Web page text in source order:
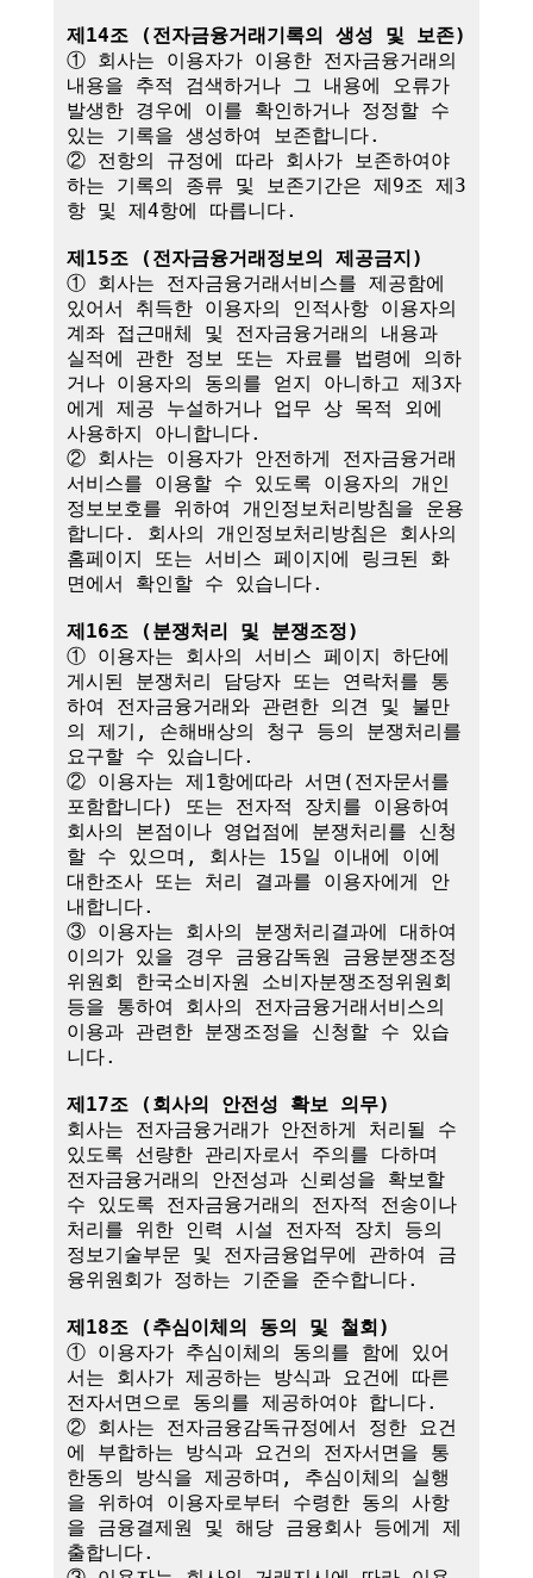
제14조 (전자금융거래기록의 생성 및 보존)
① 회사는 이용자가 이용한 전자금융거래의
내용을 추적 검색하거나 그 내용에 오류가
발생한 경우에 이를 확인하거나 정정할 수
있는 기록을 생성하여 보존합니다.
② 전항의 규정에 따라 회사가 보존하여야
하는 기록의 종류 및 보존기간은 제9조 제3
항 및 제4항에 따릅니다.
제15조 (전자금융거래정보의 제공금지)
① 회사는 전자금융거래서비스를 제공함에
있어서 취득한 이용자의 인적사항 이용자의
계좌 접근매체 및 전자금융거래의 내용과
실적에 관한 정보 또는 자료를 법령에 의하
거나 이용자의 동의를 얻지 아니하고 제3자
에게 제공 누설하거나 업무 상 목적 외에
사용하지 아니합니다.
② 회사는 이용자가 안전하게 전자금융거래
서비스를 이용할 수 있도록 이용자의 개인
정보보호를 위하여 개인정보처리방침을 운용
합니다. 회사의 개인정보처리방침은 회사의
홈페이지 또는 서비스 페이지에 링크된 화
면에서 확인할 수 있습니다.
제16조 (분쟁처리 및 분쟁조정)
① 이용자는 회사의 서비스 페이지 하단에
게시된 분쟁처리 담당자 또는 연락처를 통
하여 전자금융거래와 관련한 의견 및 불만
의 제기, 손해배상의 청구 등의 분쟁처리를
요구할 수 있습니다.
② 이용자는 제1항에따라 서면(전자문서를
포함합니다) 또는 전자적 장치를 이용하여
회사의 본점이나 영업점에 분쟁처리를 신청
할 수 있으며, 회사는 15일 이내에 이에
대한조사 또는 처리 결과를 이용자에게 안
내합니다.
③ 이용자는 회사의 분쟁처리결과에 대하여
이의가 있을 경우 금융감독원 금융분쟁조정
위원회 한국소비자원 소비자분쟁조정위원회
등을 통하여 회사의 전자금융거래서비스의
이용과 관련한 분쟁조정을 신청할 수 있습
니다.
제17조 (회사의 안전성 확보 의무)
회사는 전자금융거래가 안전하게 처리될 수
있도록 선량한 관리자로서 주의를 다하며
전자금융거래의 안전성과 신뢰성을 확보할
수 있도록 전자금융거래의 전자적 전송이나
처리를 위한 인력 시설 전자적 장치 등의
정보기술부문 및 전자금융업무에 관하여 금
융위원회가 정하는 기준을 준수합니다.
제18조 (추심이체의 동의 및 철회)
① 이용자가 추심이체의 동의를 함에 있어
서는 회사가 제공하는 방식과 요건에 따른
전자서면으로 동의를 제공하여야 합니다.
② 회사는 전자금융감독규정에서 정한 요건
에 부합하는 방식과 요건의 전자서면을 통
한동의 방식을 제공하며, 추심이체의 실행
을 위하여 이용자로부터 수령한 동의 사항
을 금융결제원 및 해당 금융회사 등에게 제
출합니다.